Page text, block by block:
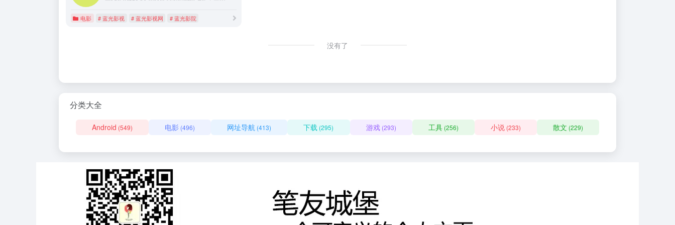
电影 # 蓝光影视 # 蓝光影视网 # 蓝光影院
没有了
分类大全
Android (549) 电影 (496) 网址导航 (413) 下载 (295) 游戏(293) 工具(256) 小说(233) 散文 (229)